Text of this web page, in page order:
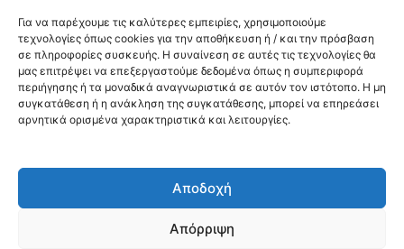
Για να παρέχουμε τις καλύτερες εμπειρίες, χρησιμοποιούμε
τεχνολογίες όπως cookies για την αποθήκευση ή / και την πρόσβαση
σε πληροφορίες συσκευής. Η συναίνεση σε αυτές τις τεχνολογίες θα
μας επιτρέψει να επεξεργαστούμε δεδομένα όπως η συμπεριφορά
περιήγησης ή τα μοναδικά αναγνωριστικά σε αυτόν τον ιστότοπο. Η μη
συγκατάθεση ή η ανάκληση της συγκατάθεσης, μπορεί να επηρεάσει
αρνητικά ορισμένα χαρακτηριστικά και λειτουργίες.
Αποδοχή
Απόρριψη
υπ΄αριθμ. 54446/11.11.2024 (ΑΔΑ: 6ΔΙΦΟΡΕΠ-Δ12) Απόφαση
της 3ης Υ.ΠΕ. Μακεδονίας έπειτα τη διενέργεια
προκαταρκτικής διαβούλευσης στην ηλεκτρονική
πλατφόρμα του ΕΣΗΔΗΣ με μοναδικό αριθμό
2024DIAB29152.
@2026 3ype.gr All rights reserved
Θεσσαλονίκη, ΕλλάδαΤηλ: +30 2311 226 200